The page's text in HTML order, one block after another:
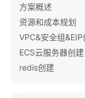
据
解
决
方
方案概述
资源和成本规划
VPC&安全组&EIP
ECS云服务器创建
redis创建